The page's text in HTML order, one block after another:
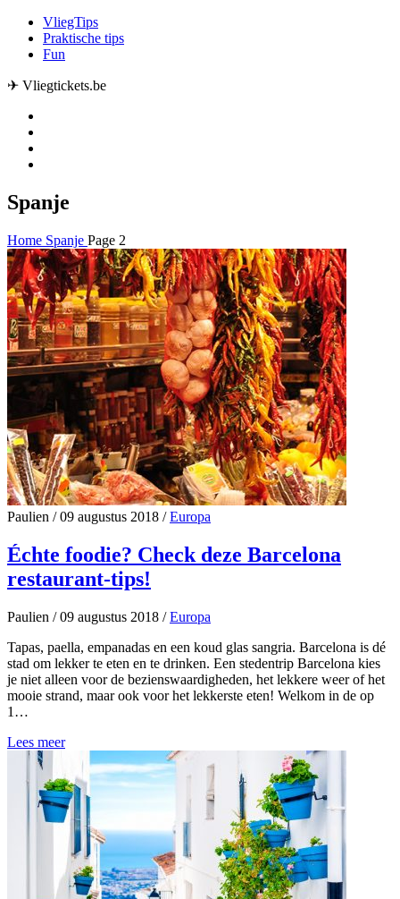
VliegTips
Praktische tips
Fun
✈ Vliegtickets.be
Spanje
Home Spanje Page 2
Paulien /09 augustus 2018 / Europa
Échte foodie? Check deze Barcelona
restaurant-tips!
Paulien /09 augustus 2018 / Europa
Tapas, paella, empanadas en een koud glas sangria. Barcelona is dé
stad om lekker te eten en te drinken. Een stedentrip Barcelona kies
je niet alleen voor de bezienswaardigheden, het lekkere weer of het
mooie strand, maar ook voor het lekkerste eten! Welkom in de op
1…
Lees meer